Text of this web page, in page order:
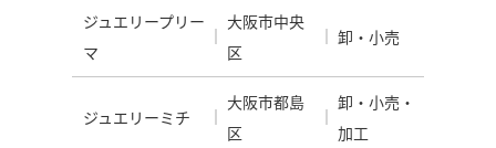
ジュエリープリー
マ
大阪市中央
区
卸・小売
ジュエリーミチ
大阪市都島
区
卸・小売・
加工